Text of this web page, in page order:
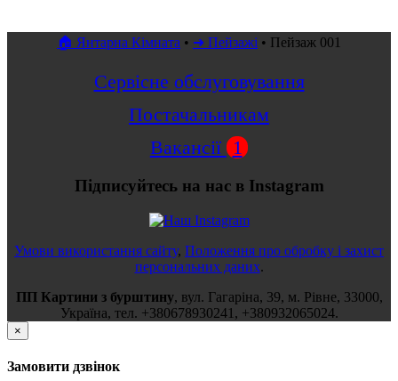
🏠 Янтарна Кімната • ➜ Пейзажі • Пейзаж 001
Сервісне обслуговування
Постачальникам
Вакансії 1
Підписуйтесь на нас в Instagram
Умови використання сайту, Положення про обробку і захист
персональних даних.
ПП Картини з бурштину, вул. Гагаріна, 39, м. Рівне, 33000,
Україна, тел. +380678930241 , +380932065024.
×
Замовити дзвінок